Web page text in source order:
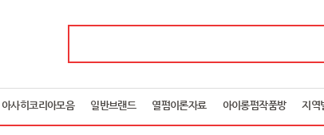
아사히코리아모음 일반브랜드 열펌이론자료 아이롱펌작품방 지역